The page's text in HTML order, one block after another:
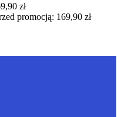
zł
promocją: 169,90 zł